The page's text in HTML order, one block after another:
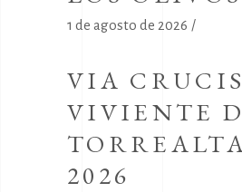
1 de agosto de 2026
VIA CRUCIS
VIVIENTE
2026